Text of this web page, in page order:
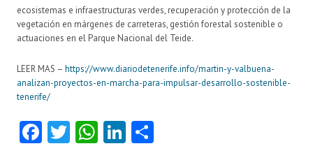
ecosistemas e infraestructuras verdes, recuperación y protección de la
vegetación en márgenes de carreteras, gestión forestal sostenible o
actuaciones en el Parque Nacional del Teide.
LEER MAS – https://www.diariodetenerife.info/martin-y-valbuena-
analizan-proyectos-en-marcha-para-impulsar-desarrollo-sostenible-
tenerife/
Fa T W Li